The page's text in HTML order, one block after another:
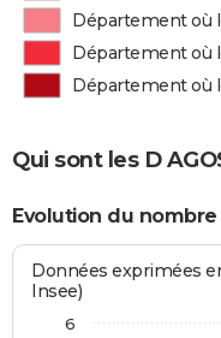
Département où
Département où
Département où
Qui sont les D
Evolution du
Données exprimées
Insee)
6